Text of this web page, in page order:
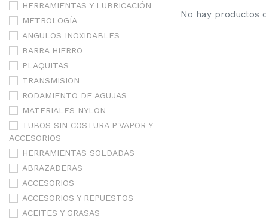
HERRAMIENTAS Y LUBRICACIÓN
METROLOGÍA
ANGULOS INOXIDABLES
BARRA HIERRO
PLAQUITAS
TRANSMISION
RODAMIENTO DE AGUJAS
MATERIALES NYLON
TUBOS SIN COSTURA P'VAPOR Y
ACCESORIOS
HERRAMIENTAS SOLDADAS
ABRAZADERAS
ACCESORIOS
ACCESORIOS Y REPUESTOS
ACEITES Y GRASAS
No hay productos